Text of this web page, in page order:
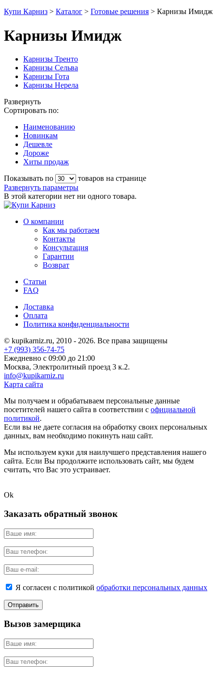
Купи Карниз > Каталог > Готовые решения > Карнизы Имидж
Карнизы Имидж
Карнизы Тренто
Карнизы Сельва
Карнизы Гота
Карнизы Нерела
Развернуть
Сортировать по:
Наименованию
Новинкам
Дешевле
Дороже
Хиты продаж
Показывать по
товаров на странице
Развернуть параметры
В этой категории нет ни одного товара.
О компании
Как мы работаем
Контакты
Консультация
Гарантии
Возврат
Статьи
FAQ
Доставка
Оплата
Политика конфиденциальности
© kupikarniz.ru, 2010 - 2026. Все права защищены
+7 (993) 356-74-75
Eжедневно с 09:00 до 21:00
Москва, Электролитный проезд 3 к.2.
info@kupikarniz.ru
Карта сайта
Мы получаем и обрабатываем персональные данные
посетителей нашего сайта в соответствии с официальной
политикой.
Если вы не даете согласия на обработку своих персональных
данных, вам необходимо покинуть наш сайт.
Мы используем куки для наилучшего представления нашего
сайта. Если Вы продолжите использовать сайт, мы будем
считать, что Вас это устраивает.
Ok
Заказать обратный звонок
Я согласен с политикой обработки персональных данных
Вызов замерщика